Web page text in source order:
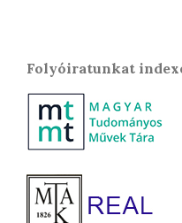
Folyóiratunkat